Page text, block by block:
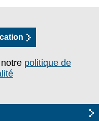
politique de